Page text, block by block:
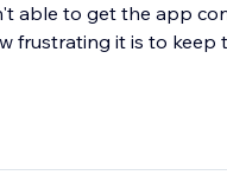
able to get the app
frustrating it is to keep